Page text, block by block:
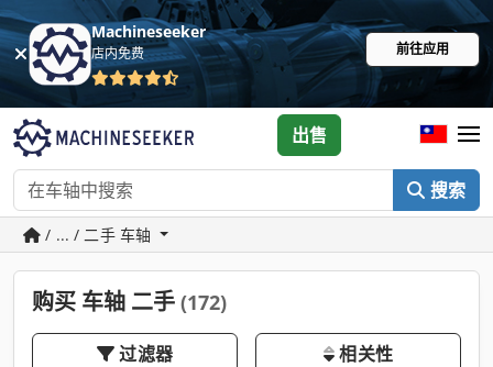
Machineseeker
店内免费 前往应用
搜索
出售
/ ... / 二手 车轴
购买 车轴 二手 (172)
过滤器 相关性